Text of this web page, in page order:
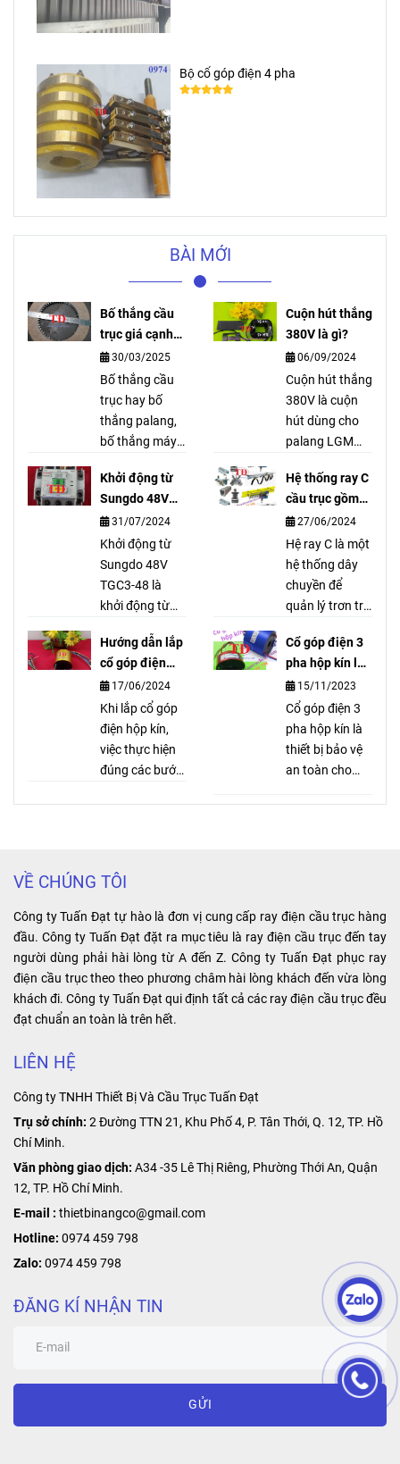
Bộ cổ góp điện 4 pha
BÀI MỚI
Bố thắng cầu
trục giá cạnh
tranh ship toàn
quốc
30/03/2025
Bố thắng cầu
trục hay bố
thắng palang,
bố thắng máy
phanh là bộ
phận để hãm
cho palang
không bị trôi tải
khi vận hành
hoặc mất điện.
Cuộn hút thắng
380V là gì?
06/09/2024
Cuộn hút thắng
380V là cuộn
hút dùng cho
palang LGM
Công Ty Tuấn
Đạt cung cấp
dùng để thay
thế, bảo trì, bảo
dưỡng cho
palang hãng
LGM 1 tấn, 2
tấn, 10 tấn, …
Khởi động từ
Sungdo 48V
TGC3-48 là gì?
31/07/2024
Khởi động từ
Sungdo 48V
TGC3-48 là
khởi động từ
cho palang
Hàn Quốc. Khởi
động từ
Sungdo 48V có
ký hiệu: TGC3-
48. AC
SUNGDO
Sản xuất: Hàn
Hệ thống ray C
cầu trục gồm
những gì?
27/06/2024
Hệ ray C là một
hệ thống dây
chuyền để
quản lý trơn tru
dây cáp mang
dòng điện cao
được sử dụng
trong cầu trục,
cổng trục và
bất kỳ thiết bị di
động công
Hướng dẫn lắp
cổ góp điện
hộp kín đúng
nhất
17/06/2024
Khi lắp cổ góp
điện hộp kín,
việc thực hiện
đúng các bước
thống điện của
Cổ góp điện 3
pha hộp kín là
gì?15/11/2023
Cổ góp điện 3
pha hộp kín là
thiết bị bảo vệ
an toàn cho
dây ra. Lợi ích:
tiết kiệm không
gian, dễ lắp đặt
và bảo trì.
VỀ CHÚNG TÔI
Công ty Tuấn Đạt tự hào là đơn vị cung cấp ray điện cầu trục hàng
đầu. Công ty Tuấn Đạt đặt ra mục tiêu là ray điện cầu trục đến tay
người dùng phải hài lòng từ A đến Z. Công ty Tuấn Đạt phục ray
điện cầu trục theo theo phương châm hài lòng khách đến vừa lòng
khách đi. Công ty Tuấn Đạt qui định tất cả các ray điện cầu trục đều
đạt chuẩn an toàn là trên hết.
LIÊN HỆ
Công ty TNHH Thiết Bị Và Cầu Trục Tuấn Đạt
Trụ sở chính: 2 Đường TTN 21, Khu Phố 4, P. Tân Thới, Q. 12, TP. Hồ
Chí Minh.
Văn phòng giao dịch: A34 -35 Lê Thị Riêng, Phường Thới An, Quận
12, TP. Hồ Chí Minh.
E-mail : thietbinangco@gmail.com
Hotline: 0974 459 798
Zalo: 0974 459 798
ĐĂNG KÍ NHẬN TIN
GỬI